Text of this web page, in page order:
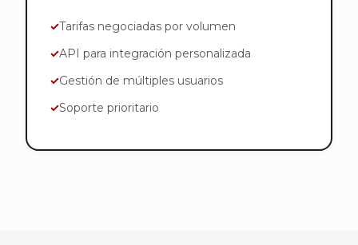
Tarifas negociadas por volumen
API para integración personalizada
Gestión de múltiples usuarios
Soporte prioritario